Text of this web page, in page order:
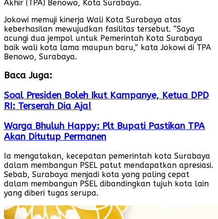
Akhir (TPA) Benowo, Kota Surabaya.
Jokowi memuji kinerja Wali Kota Surabaya atas
keberhasilan mewujudkan fasilitas tersebut. “Saya
acungi dua jempol untuk Pemerintah Kota Surabaya
baik wali kota lama maupun baru,” kata Jokowi di TPA
Benowo, Surabaya.
Baca Juga:
Soal Presiden Boleh Ikut Kampanye, Ketua DPD
RI: Terserah Dia Aja!
Warga Bhuluh Happy: Plt Bupati Pastikan TPA
Akan Ditutup Permanen
Ia mengatakan, kecepatan pemerintah kota Surabaya
dalam membangun PSEL patut mendapatkan apresiasi.
Sebab, Surabaya menjadi kota yang paling cepat
dalam membangun PSEL dibandingkan tujuh kota lain
yang diberi tugas serupa.